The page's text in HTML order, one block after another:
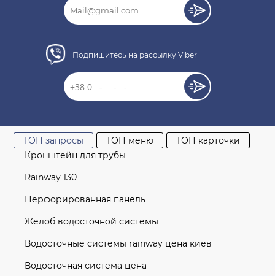
Нет отзывов об этом товаре.
Подпишитесь на рассылку Viber
ТОП запросы ТОП меню
ТОП карточки
Кронштейн для трубы
Rainway 130
Перфорированная панель
Желоб водосточной системы
Водосточные системы rainway цена киев
Водосточная система цена